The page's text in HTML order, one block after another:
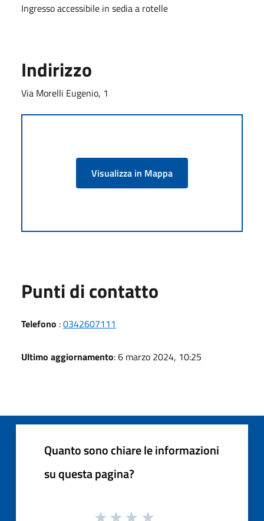
Ingresso accessibile in sedia a rotelle
Indirizzo
Via Morelli Eugenio, 1
Visualizza in Mappa
Punti di contatto
Telefono :0342607111
Ultimo aggiornamento: 6 marzo 2024, 10:25
Quanto sono chiare le informazioni
su questa pagina?